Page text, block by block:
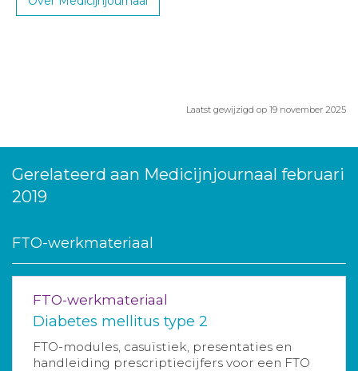
Laatst gewijzigd op 19 november 2025
Gerelateerd aan Medicijnjournaal februari
2019
FTO-werkmateriaal
FTO-werkmateriaal
Diabetes mellitus type 2
FTO-modules, casuïstiek, presentaties en
handleiding prescriptiecijfers voor een FTO